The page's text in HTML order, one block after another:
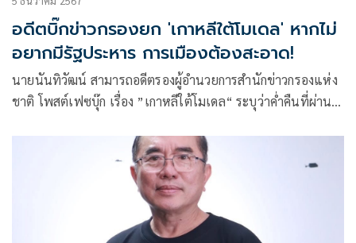
อดีตบิ๊กข่าวกรองยก 'เกาหลีใต้โมเดล' หากไม่
อยากมีรัฐประหาร การเมืองต้องสะอาด!
นายนันทิวัฒน์ สามารถอดีตรองผู้อำนวยการสำนักข่าวกรองแห่ง
ชาติ โพสต์เฟซบุ๊ก เรื่อง ”เกาหลีใต้โมเดล“ ระบุว่าค่ำคืนที่ผ่าน